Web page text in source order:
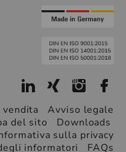
Avviso legale
del sito
Downloads
sulla privacy
informatori
FAQs